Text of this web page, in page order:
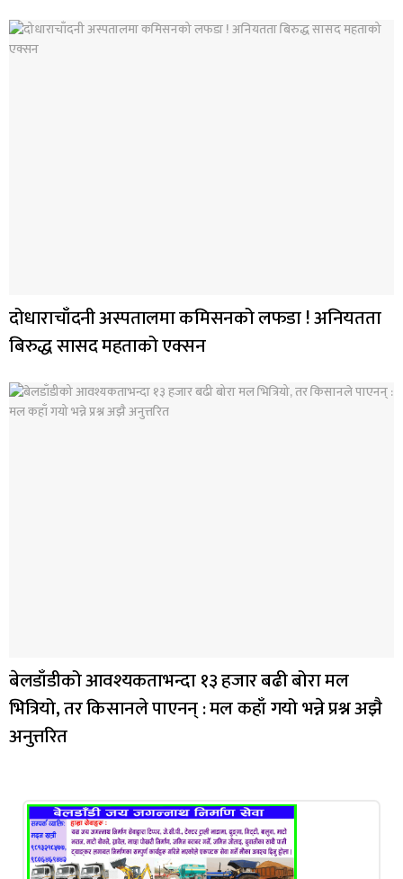
दोधाराचाँदनी अस्पतालमा कमिसनको लफडा ! अनियतता
बिरुद्ध सासद महताको एक्सन
बेलडाँडीको आवश्यकताभन्दा १३ हजार बढी बोरा मल
भित्रियो, तर किसानले पाएनन् : मल कहाँ गयो भन्ने प्रश्न अझै
अनुत्तरित